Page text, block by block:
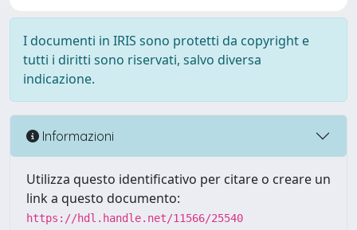
I documenti in IRIS sono protetti da copyright e
tutti i diritti sono riservati, salvo diversa
indicazione.
Informazioni
Utilizza questo identificativo per citare o creare un
link a questo documento:
https://hdl.handle.net/11566/25540